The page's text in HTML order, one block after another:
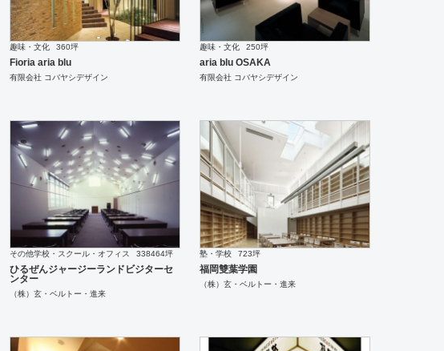
趣味・文化 360坪
Fioria aria blu
有限会社 コバヤシデザイン
趣味・文化 250坪
aria blu OSAKA
有限会社 コバヤシデザイン
その他学校・スクール・オフィス 338464坪
ひるぜんジャージーランドビジターセ
ンター
（株）玄・ベルトー・進来
塾・学校 723坪
福岡雙葉学園
（株）玄・ベルトー・進来